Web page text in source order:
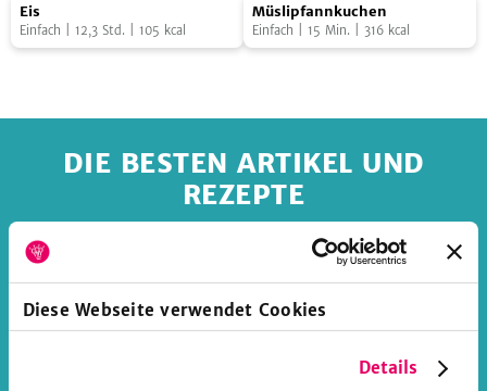
Diese Webseite verwendet Cookies
Details
Eis
Eis
Einfach 12,3 Std. 105 kcal
Müslipfannkuchen
Müslipfannkuchen
Einfach 15 Min. 316 kcal
DIE BESTEN ARTIKEL UND
REZEPTE
... direkt in dein Postfach. Jede Woche neue
Rezeptideen und spannende Magazinartikel als
Newsletter.